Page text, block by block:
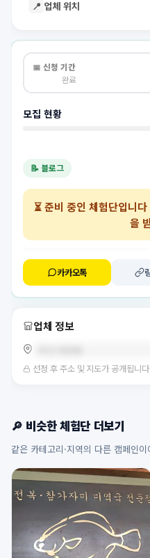
📍 업체 위치
📅 신청 기간
완료
모집 현황
📝 블로그
⏳준비 중인 체험단입니
을
카카오톡
업체 정보
선정 후 주소 및 지도가 공개됩니
🔎 비슷한 체험단 더보기
같은 카테고리·지역의 다른 캠페인이